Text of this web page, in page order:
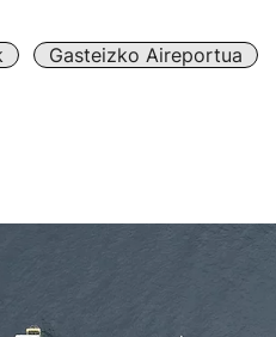
Gasteizko Aireportua